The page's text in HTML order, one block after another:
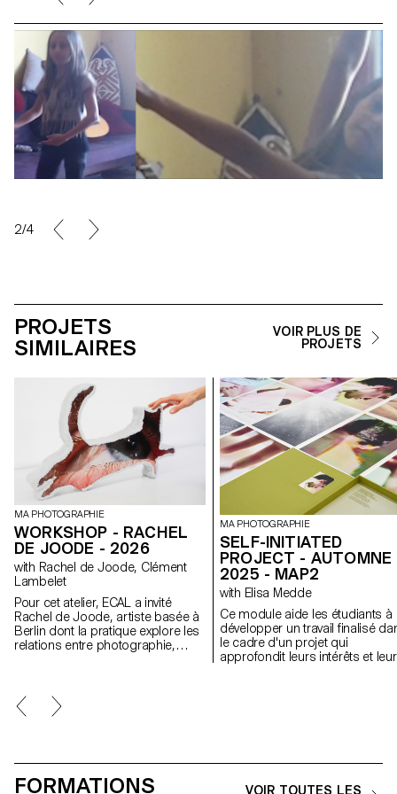
2/4
PROJETS
SIMILAIRES
VOIR PLUS DE
PROJETS
MA PHOTOGRAPHIE
WORKSHOP - RACHEL
DE JOODE - 2026
with Rachel de Joode, Clément
Lambelet
Pour cet atelier, ECAL a invité
Rachel de Joode, artiste basée à
Berlin dont la pratique explore les
relations entre photographie,
transformation d’images
photographiques en formes
considérant les images comme
MA PHOTOGRAPHIE
SELF-INITIATED
PROJECT - AUTOMNE
2025 - MAP2
with Elisa Medde
Ce module aide les étudiants à
développer un travail finalisé
le cadre d'un projet qui
approfondit leurs intérêts et
installation, un projet en ligne,
FORMATIONS
VOIR TOUTES LES